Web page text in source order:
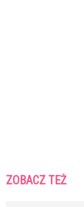
ZOBACZ TEŻ